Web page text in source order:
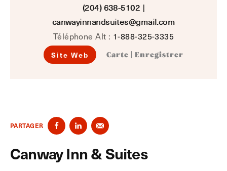
(204) 638-5102 |
canwayinnandsuites@gmail.com
Téléphone Alt : 1-888-325-3335
Site Web Carte Enregistrer
PARTAGER
Canway Inn & Suites